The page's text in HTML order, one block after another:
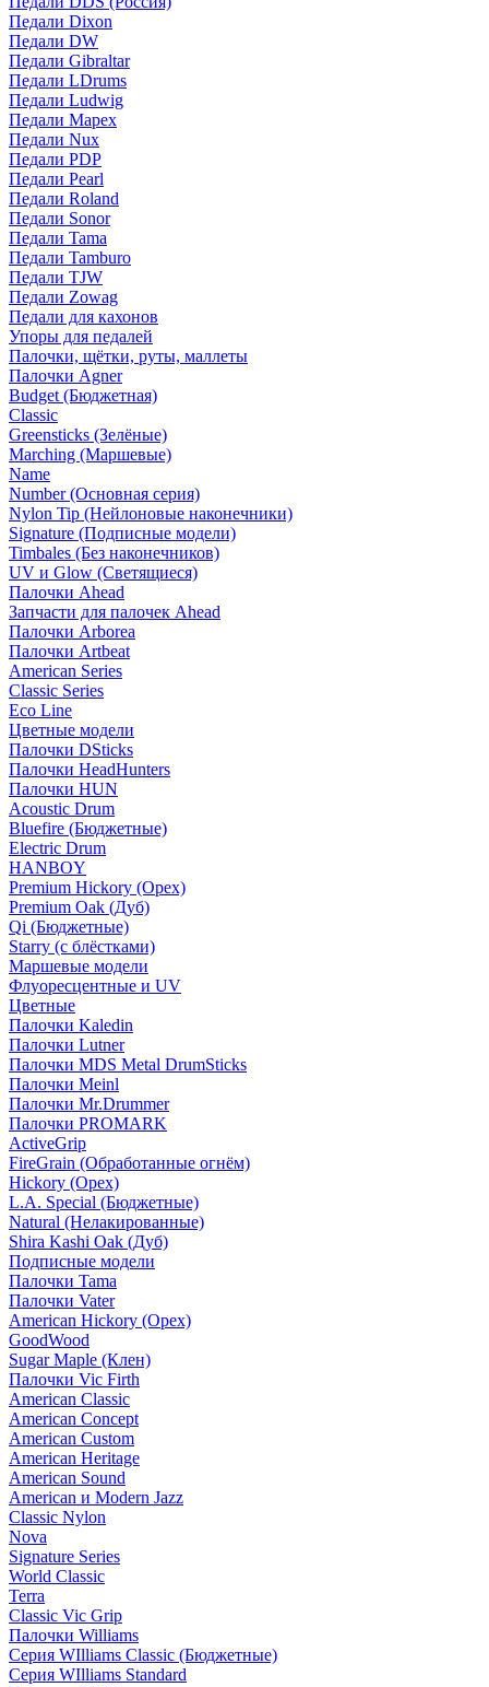
Педали Dixon
Педали DW
Педали Gibraltar
Педали LDrums
Педали Ludwig
Педали Mapex
Педали Nux
Педали PDP
Педали Pearl
Педали Roland
Педали Sonor
Педали Tama
Педали Tamburo
Педали TJW
Педали Zowag
Педали для кахонов
Упоры для педалей
Палочки, щётки, руты, маллеты
Палочки Agner
Budget (Бюджетная)
Classic
Greensticks (Зелёные)
Marching (Маршевые)
Name
Number (Основная серия)
Nylon Tip (Нейлоновые наконечники)
Signature (Подписные модели)
Timbales (Без наконечников)
UV и Glow (Светящиеся)
Палочки Ahead
Запчасти для палочек Ahead
Палочки Arborea
Палочки Artbeat
American Series
Classic Series
Eco Line
Цветные модели
Палочки DSticks
Палочки HeadHunters
Палочки HUN
Acoustic Drum
Bluefire (Бюджетные)
Electric Drum
HANBOY
Premium Hickory (Орех)
Premium Oak (Дуб)
Qi (Бюджетные)
Starry (с блёстками)
Маршевые модели
Флуоресцентные и UV
Цветные
Палочки Kaledin
Палочки Lutner
Палочки MDS Metal DrumSticks
Палочки Meinl
Палочки Mr.Drummer
Палочки PROMARK
ActiveGrip
FireGrain (Обработанные огнём)
Hickory (Орех)
L.A. Special (Бюджетные)
Natural (Нелакированные)
Shira Kashi Oak (Дуб)
Подписные модели
Палочки Tama
Палочки Vater
American Hickory (Орех)
GoodWood
Sugar Maple (Клен)
Палочки Vic Firth
American Classic
American Concept
American Custom
American Heritage
American Sound
American и Modern Jazz
Classic Nylon
Nova
Signature Series
World Classic
Terra
Classic Vic Grip
Палочки Williams
Серия WIlliams Classic (Бюджетные)
Серия WIlliams Standard